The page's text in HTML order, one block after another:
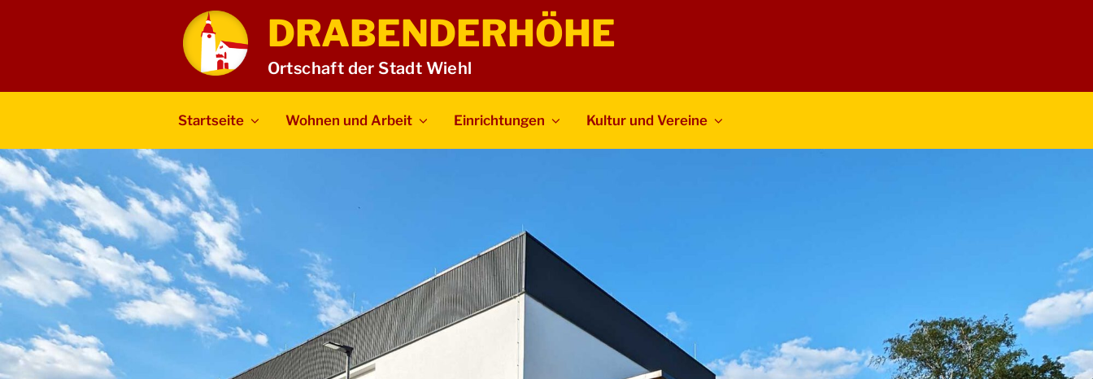
DRABENDERHÖHE
Ortschaft der Stadt Wiehl
Startseite Wohnen und Arbeit Einrichtungen Kultur und Vereine